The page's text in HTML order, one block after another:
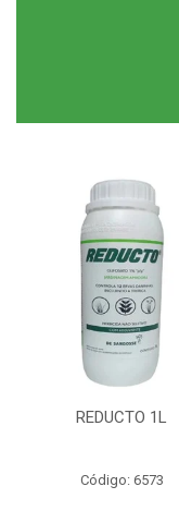
REDUCTO 1L
Código: 6573